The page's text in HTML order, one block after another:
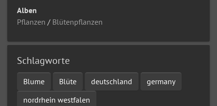
Alben
Pflanzen / Blütenpflanzen
Schlagworte
Blume Blüte deutschland
germany
nordrhein westfalen